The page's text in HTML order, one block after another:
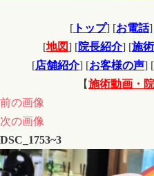
[ トップ] [お電話
[地図] [院長紹介] [施
[店舗紹介] [お客様の声] [
【施術動画・
前の画像
次の画像
DSC_1753~3